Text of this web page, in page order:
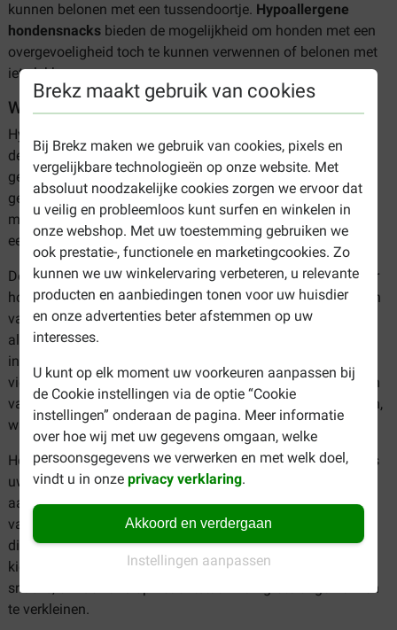
Brekz maakt gebruik van cookies
Bij Brekz maken we gebruik van cookies, pixels en
vergelijkbare technologieën op onze website. Met
absoluut noodzakelijke cookies zorgen we ervoor dat
u veilig en probleemloos kunt surfen en winkelen in
onze webshop. Met uw toestemming gebruiken we
ook prestatie-, functionele en marketingcookies. Zo
kunnen we uw winkelervaring verbeteren, u relevante
producten en aanbiedingen tonen voor uw huisdier
en onze advertenties beter afstemmen op uw
interesses.
U kunt op elk moment uw voorkeuren aanpassen bij
de Cookie instellingen via de optie “Cookie
instellingen” onderaan de pagina. Meer informatie
over hoe wij met uw gegevens omgaan, welke
persoonsgegevens we verwerken en met welk doel,
vindt u in onzeprivacy verklaring.
Akkoord en verdergaan
Instellingen aanpassen
kunnen belonen met een tussendoortje. Hypoallergene
hondensnacks bieden de mogelijkheid om honden met een
overgevoeligheid toch te kunnen verwennen of belonen met
iets lekkers.
Wanneer geeft u hypoallergene hondensnacks?
Hypoallergene snacks zijn ontwikkeld om te voldoen aan
de speciale eisen van honden met voedselallergieën en
gevoelige spijsvertering. Ze bevatten zorgvuldig
geselecteerde ingrediënten om allergische reacties te
minimaliseren, waardoor uw hond zonder ongemakken van
een heerlijke traktatie kan genieten.
Deze gezonde traktaties zijn echter niet alleen geschikt voor
honden met voedselallergieën. Alle honden kunnen genieten
van deze lekkere snacks, daar is niet per se een
allergie voor nodig. Bovendien kunnen ze een positieve
invloed hebben op de algehele gezondheid van uw trouwe
viervoeter. Hypoallergene hondensnacks kunnen de huid- en
vachtgezondheid bevorderen en de spijsvertering verbeteren,
waardoor uw hond er op zijn best uitziet en zich goed voelt.
Het is belangrijk om voedselallergieën serieus te nemen. Als
uw hond tekenen vertoont van een allergische reactie, zoals
aanhoudende jeuk, braken, diarree of huidproblemen, is het
van groot belang om uw dierenarts te raadplegen. Uw
dierenarts kan de juiste diagnose stellen en u helpen bij het
kiezen van de juiste voeding, inclusief hypoallergene
snacks, om de kans op het ontstaan van grote ongemakken
te verkleinen.